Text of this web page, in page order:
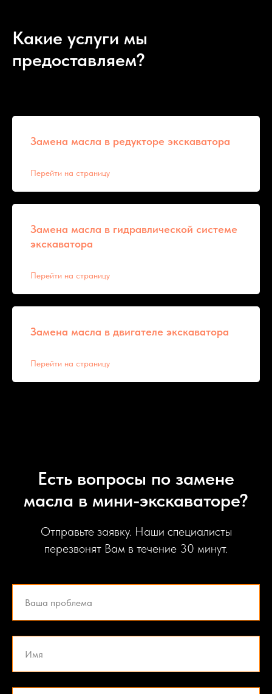
Какие услуги мы
предоставляем?
Замена масла в редукторе экскаватора
Перейти на страницу
Замена масла в гидравлической системе
экскаватора
Перейти на страницу
Замена масла в двигателе экскаватора
Перейти на страницу
Есть вопросы по замене
масла в мини-экскаваторе?
Отправьте заявку. Наши специалисты
перезвонят Вам в течение 30 минут.